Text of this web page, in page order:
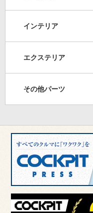
インテリア
エクステリア
その他パーツ